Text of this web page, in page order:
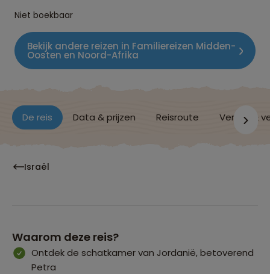
Niet boekbaar
Bekijk andere reizen in Familiereizen Midden-
Oosten en Noord-Afrika
De reis Data & prijzen Reisroute Verblijf &
Israël
Waarom deze reis?
Ontdek de schatkamer van Jordanië, betoverend
Petra